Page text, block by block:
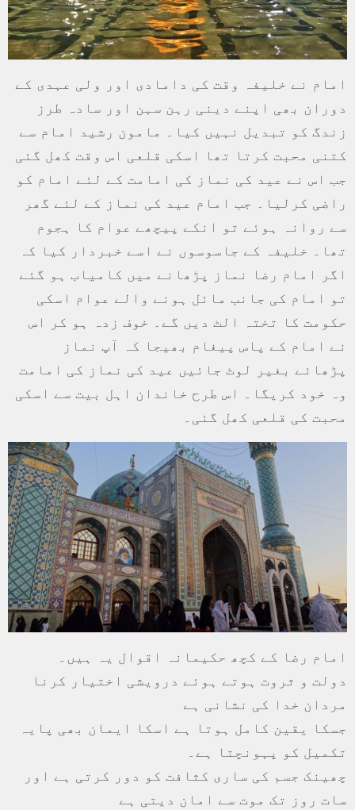
امام نے خلیفہ وقت کی دامادی اور ولی عہدی کے
دوران بھی اپنے دینی رہن سہن اور سادہ طرز
زندگ کو تبدیل نہیں کیا۔ مامون رشید امام سے
کتنی محبت کرتا تھا اسکی قلعی اس وقت کھل گئی
جب اس نے عید کی نماز کی امامت کے لئے امام کو
راضی کرلیا۔ جب امام عید کی نماز کے لئے گھر
سے روانہ ہوئے تو انکے پیچھے عوام کا ہجوم
تھا۔ خلیفہ کے جاسوسوں نے اسے خبردار کیا کہ
اگر امام رضا نماز پڑھانے میں کامیاب ہو گئے
تو امام کی جانب مائل ہونے والے عوام اسکی
حکومت کا تختہ الٹ دیں گے۔ خوف زدہ ہو کر اس
نے امام کے پاس پیغام بھیجا کہ آپ نماز
پڑھائے بغیر لوٹ جائیں عید کی نماز کی امامت
وہ خود کریگا۔ اس طرح خاندان اہل بیت سے اسکی
محبت کی قلعی کھل گئی۔
امام رضا کے کچھ حکیمانہ اقوال یہ ہیں۔
دولت و ثروت ہوتے ہوئے درویشی اختیار کرنا
مردان خدا کی نشانی ہے
جسکا یقین کامل ہوتا ہے اسکا ایمان بھی پایہ
تکمیل کو پہونچتا ہے۔
چھینک جسم کی ساری کثافت کو دور کرتی ہے اور
سات روز تک موت سے امان دیتی ہے